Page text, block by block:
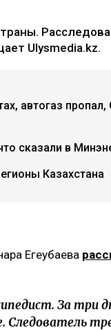
Ulysmedia.kz.
автогаз
сказали в
Казахстана
Егеубаева
За три
Следователь